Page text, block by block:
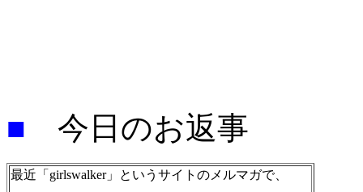
■ 今日のお返事
最近「girlswalker」というサイトのメルマガで、